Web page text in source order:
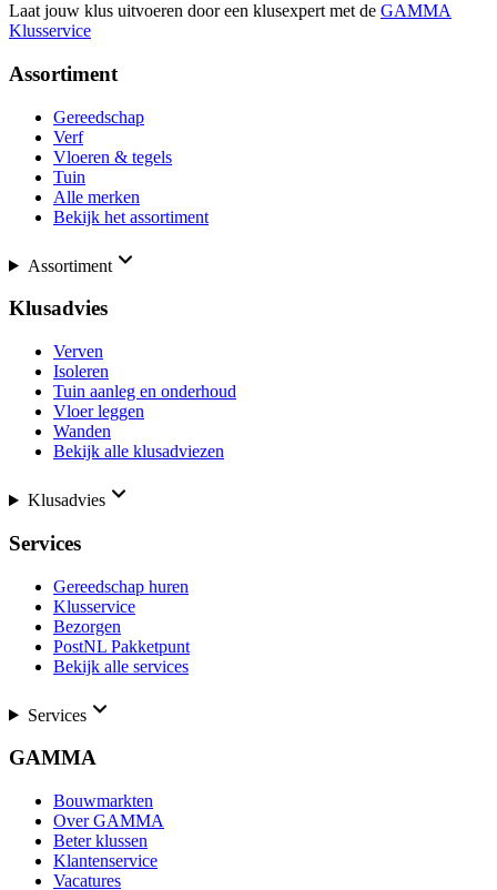
Laat jouw klus uitvoeren door een klusexpert met de GAMMA
Klusservice
Assortiment
Gereedschap
Verf
Vloeren & tegels
Tuin
Alle merken
Bekijk het assortiment
Assortiment
Klusadvies
Verven
Isoleren
Tuin aanleg en onderhoud
Vloer leggen
Wanden
Bekijk alle klusadviezen
Klusadvies
Services
Gereedschap huren
Klusservice
Bezorgen
PostNL Pakketpunt
Bekijk alle services
Services
GAMMA
Bouwmarkten
Over GAMMA
Beter klussen
Klantenservice
Vacatures